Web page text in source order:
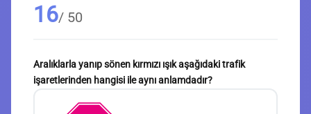
16/ 50
Aralıklarla yanıp sönen kırmızı ışık aşağıdaki trafik
işaretlerinden hangisi ile aynı anlamdadır?